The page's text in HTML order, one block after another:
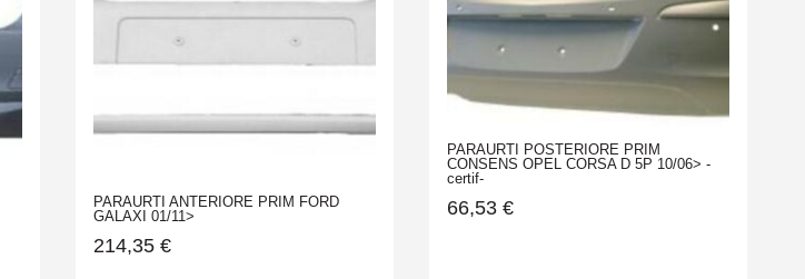
PARAURTI ANTERIORE PRIM FORD
GALAXI 01/11>
214,35 €
PARAURTI POSTERIORE PRIM
CONSENS OPEL CORSA D 5P 10/06> -
certif-
66,53 €